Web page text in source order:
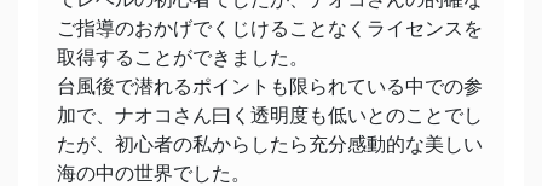
ご指導のおかげでくじけることなくライセンスを
取得することができました。
台風後で潜れるポイントも限られている中での参
加で、ナオコさん曰く透明度も低いとのことでし
たが、初心者の私からしたら充分感動的な美しい
海の中の世界でした。